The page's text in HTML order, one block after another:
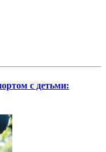
с детьми: